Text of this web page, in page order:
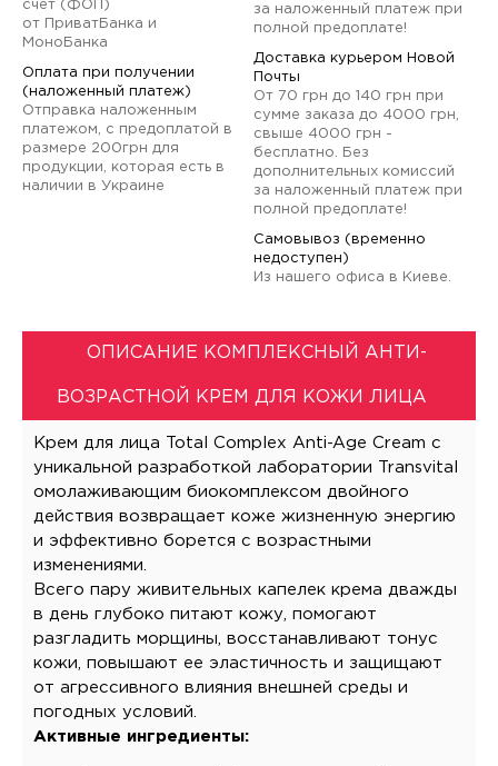
счет (ФОП)
от ПриватБанка и
МоноБанка
Оплата при получении
(наложенный платеж)
Отправка наложенным
платежом, с предоплатой в
размере 200грн для
продукции, которая есть в
наличии в Украине
за наложенный платеж при
полной предоплате!
Доставка курьером Новой
Почты
От 70 грн до 140 грн при
сумме заказа до 4000 грн,
свыше 4000 грн -
бесплатно. Без
дополнительных комиссий
за наложенный платеж при
полной предоплате!
Самовывоз (временно
недоступен)
Из нашего офиса в Киеве.
ОПИСАНИЕ КОМПЛЕКСНЫЙ АНТИ-
ВОЗРАСТНОЙ КРЕМ ДЛЯ КОЖИ ЛИЦА
Крем для лица Total Complex Anti-Age Cream с
уникальной разработкой лаборатории Transvital
омолаживающим биокомплексом двойного
действия возвращает коже жизненную энергию
и эффективно борется с возрастными
изменениями.
Всего пару живительных капелек крема дважды
в день глубоко питают кожу, помогают
разгладить морщины, восстанавливают тонус
кожи, повышают ее эластичность и защищают
от агрессивного влияния внешней среды и
погодных условий.
Активные ингредиенты: